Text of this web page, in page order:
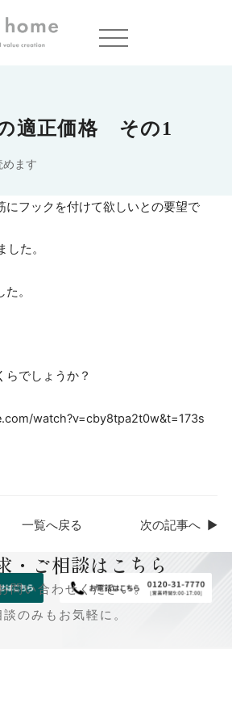
価格 その1
適正価格 その1
めます
にフックを付けて欲しいとの要望で
た。
。
らでしょうか？
watch?v=cby8tpa2t0w&t=173s
一覧へ戻る 次の記事へ ▶
・ご相談はこちら
問い合わせください。
談のみもお気軽に。